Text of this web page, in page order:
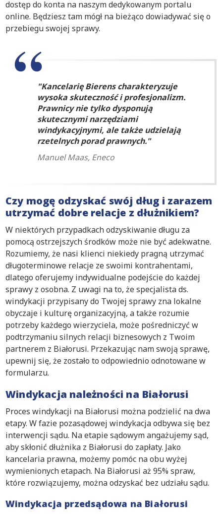
dostęp do konta na naszym dedykowanym portalu
online. Będziesz tam mógł na bieżąco dowiadywać się o
przebiegu swojej sprawy.
Kancelarię Bierens charakteryzuje
wysoka skuteczność i profesjonalizm.
Prawnicy nie tylko dysponują
skutecznymi narzędziami
windykacyjnymi, ale także udzielają
rzetelnych porad prawnych.
Manuel Maas, Eneco
Czy mogę odzyskać swój dług i zarazem
utrzymać dobre relacje z dłużnikiem?
W niektórych przypadkach odzyskiwanie długu za
pomocą ostrzejszych środków może nie być adekwatne.
Rozumiemy, że nasi klienci niekiedy pragną utrzymać
długoterminowe relacje ze swoimi kontrahentami,
dlatego oferujemy indywidualne podejście do każdej
sprawy z osobna. Z uwagi na to, że specjalista ds.
windykacji przypisany do Twojej sprawy zna lokalne
obyczaje i kulturę organizacyjną, a także rozumie
potrzeby każdego wierzyciela, może pośredniczyć w
podtrzymaniu silnych relacji biznesowych z Twoim
partnerem z Białorusi. Przekazując nam swoją sprawę,
upewnij się, że zostało to odpowiednio odnotowane w
formularzu.
Windykacja należności na Białorusi
Proces windykacji na Białorusi można podzielić na dwa
etapy. W fazie pozasądowej windykacja odbywa się bez
interwencji sądu. Na etapie sądowym angażujemy sąd,
aby skłonić dłużnika z Białorusi do zapłaty. Jako
kancelaria prawna, możemy pomóc na obu wyżej
wymienionych etapach. Na Białorusi aż 95% spraw,
które rozwiązujemy, można odzyskać bez udziału sądu.
Windykacja przedsądowa na Białorusi